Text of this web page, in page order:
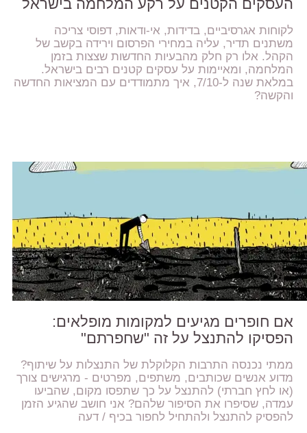
העסקים הקטנים על רקע המלחמה בישראל
לקוחות אגרסיביים, בדידות, אי-ודאות, דפוסי צריכה
משתנים תדיר, עליה במחירי הפרסום וירידה בקשב של
הקהל. אלו רק חלק מהבעיות החדשות שצצות בזמן
המלחמה, ומאיימות על עסקים קטנים רבים בישראל.
במלאת שנה ל-7/10, איך מתמודדים עם המציאות החדשה
והקשה?
אם חופרים מגיעים למקומות מופלאים:
הפסיקו להתנצל על זה "שחפרתם"
ממתי נכנסה התרבות הקלוקלת של התנצלות על שיתוף?
מדוע אנשים שכותבים, משתפים, מפרטים - מרגישים צורך
(או לחץ חברתי) להתנצל על כך שתפסו מקום, שהביעו
עמדה, שסיפרו את הסיפור שלהם? אני חושב שהגיע הזמן
להפסיק להתנצל ולהתחיל לחפור בכיף / דעה